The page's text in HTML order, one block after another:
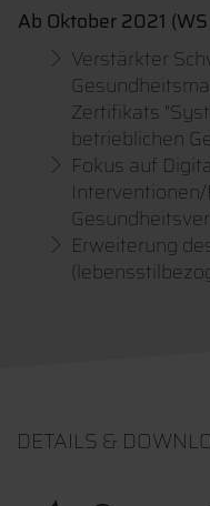
Ab Oktober 2021
Verstärkter
Zertifikats
betrieblichen
Fokus auf
Erweiterung
DETAILS &